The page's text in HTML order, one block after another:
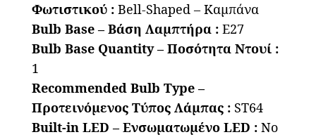
Φωτιστικού : Bell-Shaped – Καμπάνα
Bulb Base – Βάση Λαμπτήρα : E27
Bulb Base Quantity – Ποσότητα Ντουί :
1
Recommended Bulb Type –
Προτεινόμενος Τύπος Λάμπας : ST64
Built-in LED – Ενσωματωμένο LED : No